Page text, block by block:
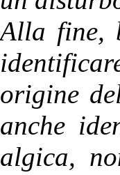
Alla fine,
origine
anche
algica,